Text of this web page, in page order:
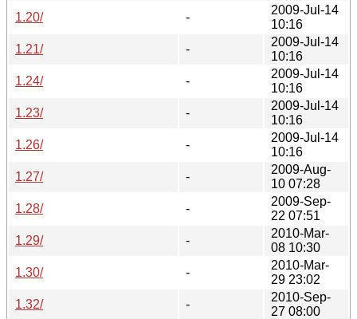
1.20/
-
2009-Jul-14
10:16
1.21/
-
2009-Jul-14
10:16
1.24/
-
2009-Jul-14
10:16
1.23/
-
2009-Jul-14
10:16
1.26/
-
2009-Jul-14
10:16
1.27/
-
2009-Aug-
10 07:28
1.28/
-
2009-Sep-
22 07:51
1.29/
-
2010-Mar-
08 10:30
1.30/
-
2010-Mar-
29 23:02
1.32/
-
2010-Sep-
27 08:00